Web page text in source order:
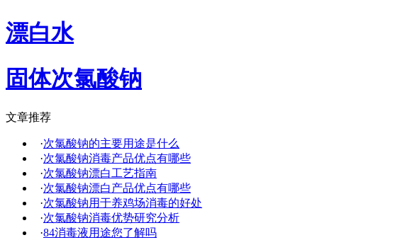
漂白水
固体次氯酸钠
文章推荐
·次氯酸钠的主要用途是什么
·次氯酸钠消毒产品优点有哪些
·次氯酸钠漂白工艺指南
·次氯酸钠漂白产品优点有哪些
·次氯酸钠用于养鸡场消毒的好处
·次氯酸钠消毒优势研究分析
·84消毒液用途您了解吗